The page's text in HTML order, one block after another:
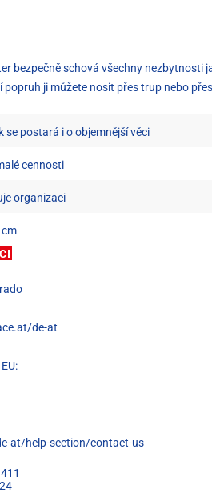
bezpečně schová všechny
ji můžete nosit přes trup nebo
se postará i o objemnější věci
cennosti
organizaci
cm
de-at
at/help-section/contact-us